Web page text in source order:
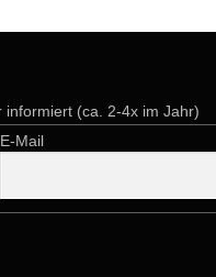
informiert (ca. 2-4x im Jahr)
E-Mail